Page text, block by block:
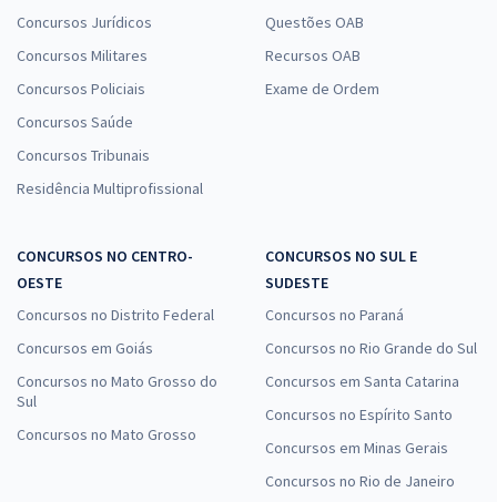
Concursos Jurídicos
Concursos Militares
Concursos Policiais
Concursos Saúde
Concursos Tribunais
Residência Multiprofissional
Questões OAB
Recursos OAB
Exame de Ordem
CONCURSOS NO CENTRO-
OESTE
Concursos no Distrito Federal
Concursos em Goiás
Concursos no Mato Grosso do
Sul
Concursos no Mato Grosso
CONCURSOS NO SUL E
SUDESTE
Concursos no Paraná
Concursos no Rio Grande do Sul
Concursos em Santa Catarina
Concursos no Espírito Santo
Concursos em Minas Gerais
Concursos no Rio de Janeiro